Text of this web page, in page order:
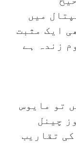
میں
ایک مثبت
زندہ ہے
تو مایوس
چینل
تقاریب